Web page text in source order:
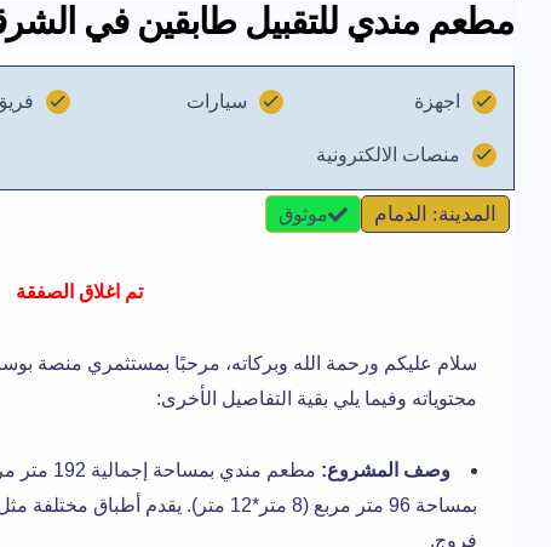
مطعم مندي للتقبيل طابقين في
اجهزة سيارات
منصات الالكترونية
المدينة: الدمام موثوق
تم اغلاق الصفقة
سلام عليكم ورحمة الله وبركاته، مرحبًا بمستثمري منصة
محتوياته وفيما يلي بقية التفاصيل الأخرى:
وصف المشروع:
مطعم
بمساحة 96 متر مربع (8 متر*12 متر).
فروج.